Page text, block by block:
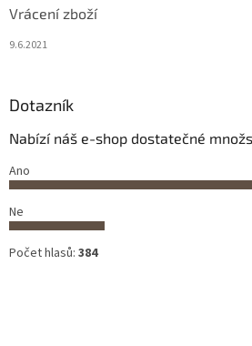
Vrácení zboží
9.6.2021
Dotazník
Nabízí náš e-shop dostatečné
Ano
Ne
Počet hlasů: 384